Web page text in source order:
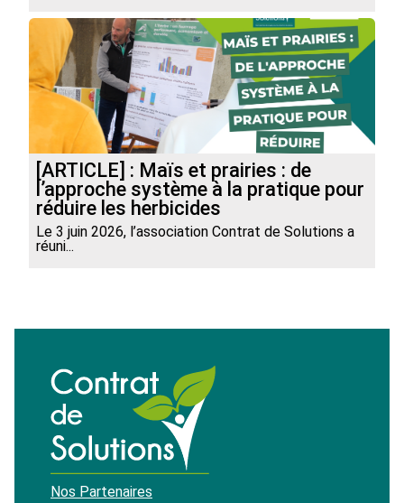
[ARTICLE] : Maïs et prairies : de
l’approche système à la pratique pour
réduire les herbicides
Le 3 juin 2026, l’association Contrat de Solutions a
réuni...
Nos Partenaires